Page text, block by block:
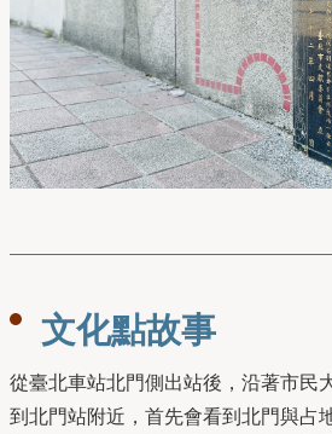
文化點故事
從臺北車站北門側出站後，沿著市民
到北門站附近，首先會看到北門與占